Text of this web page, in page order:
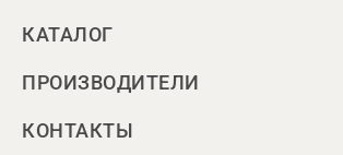
КАТАЛОГ
ПРОИЗВОДИТЕЛИ
КОНТАКТЫ